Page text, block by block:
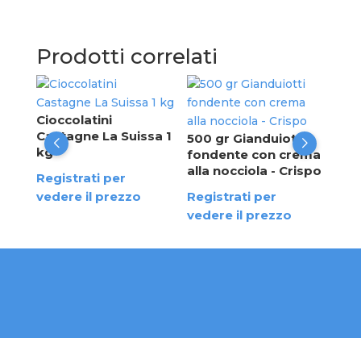
Prodotti correlati
Cioccolatini
Castagne La Suissa 1
kg
Registrati per
vedere il prezzo
500 gr Gianduiotti
fondente con crema
alla nocciola - Crispo
Registrati per
vedere il prezzo